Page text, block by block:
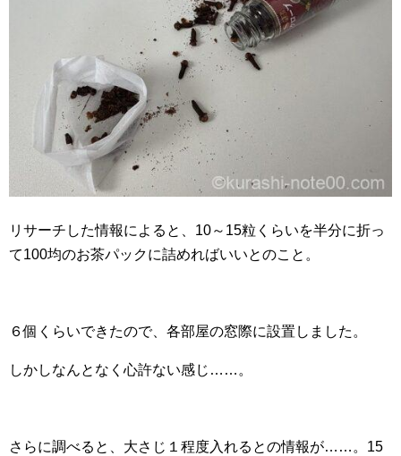
リサーチした情報によると、10～15粒くらいを半分に折っ
て100均のお茶パックに詰めればいいとのこと。
６個くらいできたので、各部屋の窓際に設置しました。
しかしなんとなく心許ない感じ……。
さらに調べると、大さじ１程度入れるとの情報が……。15